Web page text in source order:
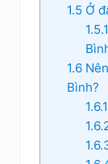
1.5Ở
1.5.1
1.6
Bình?
1.6.1